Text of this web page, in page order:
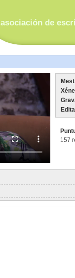
asociación de
157